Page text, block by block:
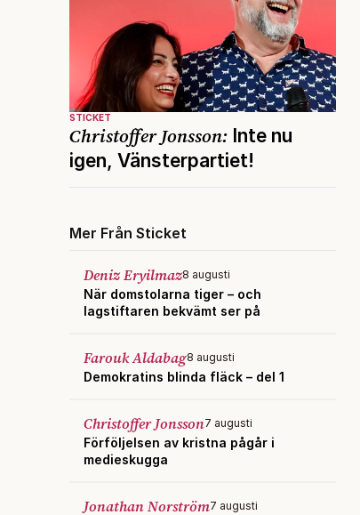
STICKET
Christoffer Jonsson: Inte nu
igen, Vänsterpartiet!
Mer Från Sticket
Deniz Eryilmaz8 augusti
När domstolarna tiger – och
lagstiftaren bekvämt ser på
Farouk Aldabag8 augusti
Demokratins blinda fläck – del 1
Christoffer Jonsson7 augusti
Förföljelsen av kristna pågår i
medieskugga
Jonathan Norström7 augusti